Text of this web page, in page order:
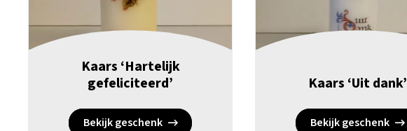
Kaars ‘Hartelijk
gefeliciteerd’
Bekijk geschenk
Kaars ‘Uit dank’
Bekijk geschenk